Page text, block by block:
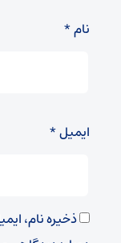
نام*
ایمیل*
ذخیره نام،